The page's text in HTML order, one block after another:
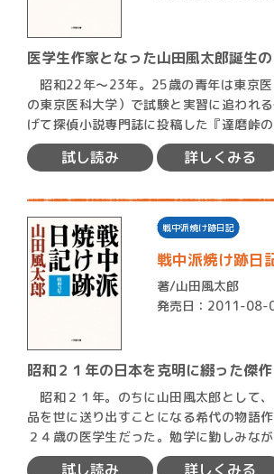
医学生作家となった山田風太郎誕生
昭和22年〜23年。25歳の青年は東京医
の東京医科大学）で試験と実習に追われ
げて探偵小説専門誌に投稿した『達磨峠
生の…
試し読み 詳しくみる
戦中派焼け跡日記
戦中派焼け跡日
著/山田風太郎
発売日：2011-08-
昭和２１年の日本を克明に綴った傑作
昭和２１年。のちに山田風太郎として
品を世に送り出すことになる希代の物語作
２４歳の医学生だった。勉学に勤しみな
映画に囲…
試し読み 詳しくみる